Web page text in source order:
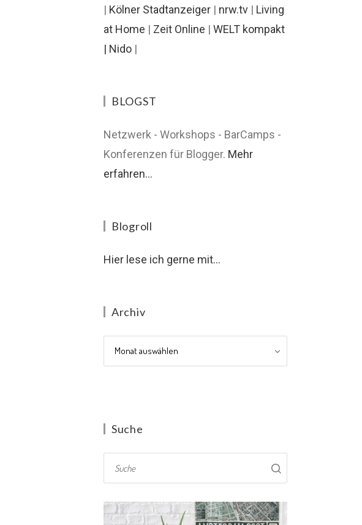
| Kölner Stadtanzeiger | nrw.tv | Living
at Home | Zeit Online | WELT kompakt
| Nido |
BLOGST
Netzwerk - Workshops - BarCamps -
Konferenzen für Blogger. Mehr
erfahren...
Blogroll
Hier lese ich gerne mit...
Archiv
Archiv
Suche